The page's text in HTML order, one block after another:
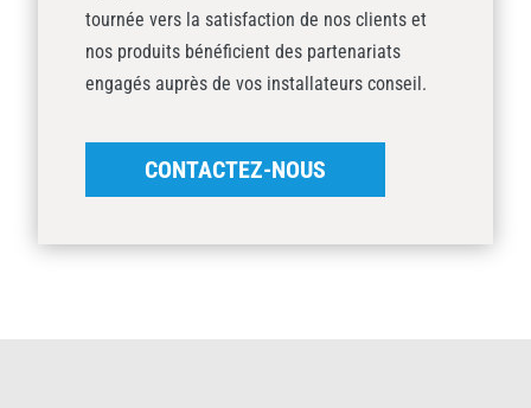
tournée vers la satisfaction de nos clients et
nos produits bénéficient des partenariats
engagés auprès de vos installateurs conseil.
CONTACTEZ-NOUS